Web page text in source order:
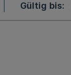
Gültig bis